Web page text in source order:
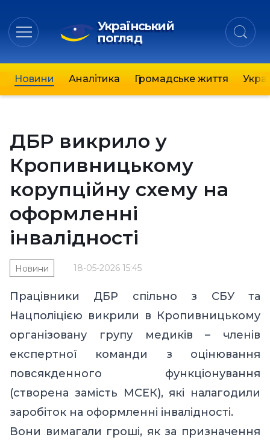
Український
погляд
Новини Аналітика Громадське життя
ДБР викрило у
Кропивницькому
корупційну схему на
оформленні
інвалідності
18-05-2026 15:45
Новини
Працівники ДБР спільно з СБУ та
Нацполіцією викрили в Кропивницькому
організовану групу медиків – членів
експертної команди з оцінювання
повсякденного функціонування
(створена замість МСЕК), які налагодили
заробіток на оформленні інвалідності.
Вони вимагали гроші, як за призначення